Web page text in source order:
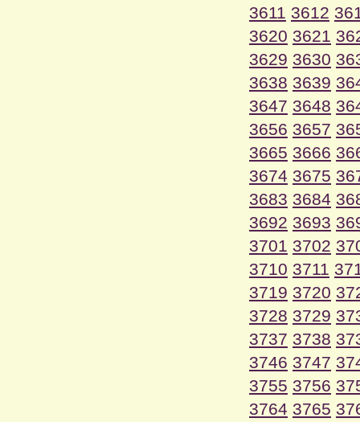
3611 3612
3620 3621
3629 3630
3638 3639
3647 3648
3656 3657
3665 3666
3674 3675
3683 3684
3692 3693
3701 3702
3710 3711
3719 3720
3728 3729
3737 3738
3746 3747
3755 3756
3764 3765